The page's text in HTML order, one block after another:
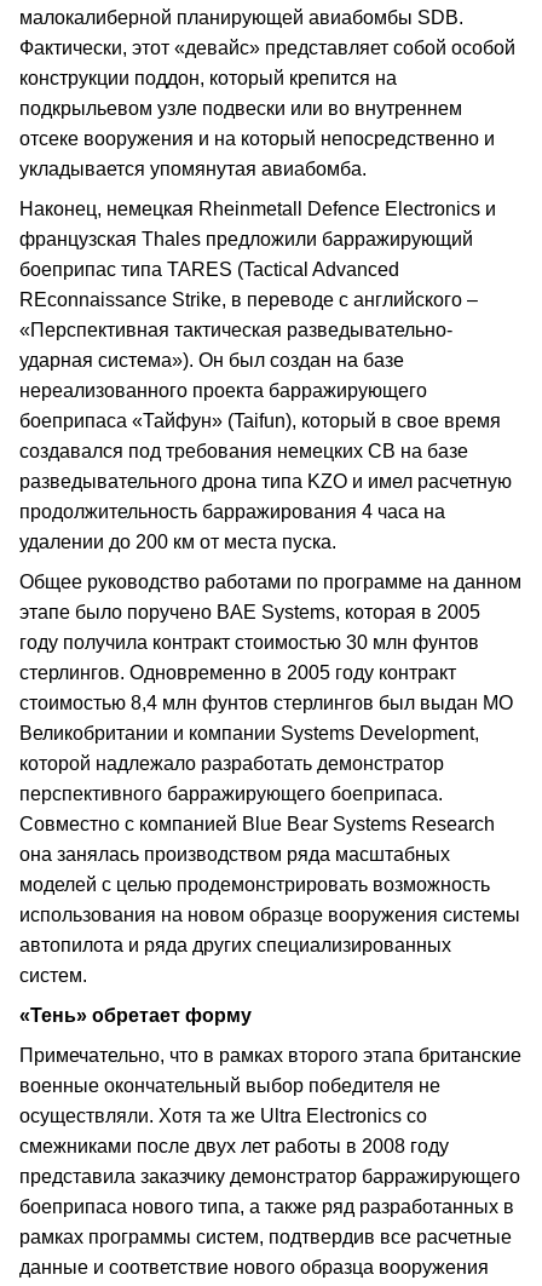
малокалиберной планирующей авиабомбы SDB.
Фактически, этот «девайс» представляет собой особой
конструкции поддон, который крепится на
подкрыльевом узле подвески или во внутреннем
отсеке вооружения и на который непосредственно и
укладывается упомянутая авиабомба.
Наконец, немецкая Rheinmetall Defence Electronics и
французская Thales предложили барражирующий
боеприпас типа TARES (Tactical Advanced
REconnaissance Strike, в переводе с английского –
«Перспективная тактическая разведывательно-
ударная система»). Он был создан на базе
нереализованного проекта барражирующего
боеприпаса «Тайфун» (Taifun), который в свое время
создавался под требования немецких СВ на базе
разведывательного дрона типа KZO и имел расчетную
продолжительность барражирования 4 часа на
удалении до 200 км от места пуска.
Общее руководство работами по программе на данном
этапе было поручено BAE Systems, которая в 2005
году получила контракт стоимостью 30 млн фунтов
стерлингов. Одновременно в 2005 году контракт
стоимостью 8,4 млн фунтов стерлингов был выдан МО
Великобритании и компании Systems Development,
которой надлежало разработать демонстратор
перспективного барражирующего боеприпаса.
Совместно с компанией Blue Bear Systems Research
она занялась производством ряда масштабных
моделей с целью продемонстрировать возможность
использования на новом образце вооружения системы
автопилота и ряда других специализированных
систем.
«Тень» обретает форму
Примечательно, что в рамках второго этапа британские
военные окончательный выбор победителя не
осуществляли. Хотя та же Ultra Electronics со
смежниками после двух лет работы в 2008 году
представила заказчику демонстратор барражирующего
боеприпаса нового типа, а также ряд разработанных в
рамках программы систем, подтвердив все расчетные
данные и соответствие нового образца вооружения